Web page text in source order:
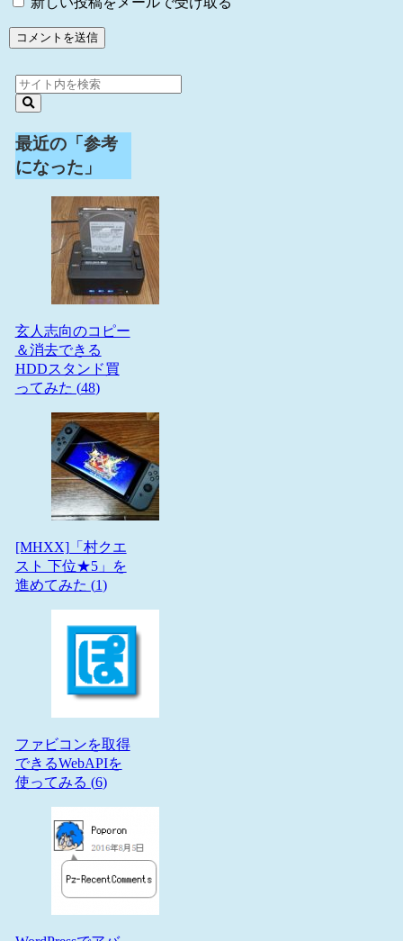
最近の「参考
になった」
玄人志向のコピー
＆消去できる
HDDスタンド買
ってみた (48)
[MHXX]「村クエ
スト 下位★5」を
進めてみた (1)
ファビコンを取得
できるWebAPIを
使ってみる (6)